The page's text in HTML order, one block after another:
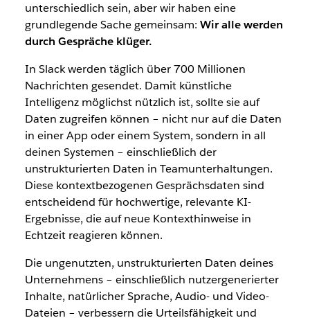
unterschiedlich sein, aber wir haben eine
grundlegende Sache gemeinsam: Wir alle werden
durch Gespräche klüger.
In Slack werden täglich über 700 Millionen
Nachrichten gesendet. Damit künstliche
Intelligenz möglichst nützlich ist, sollte sie auf
Daten zugreifen können – nicht nur auf die Daten
in einer App oder einem System, sondern in all
deinen Systemen – einschließlich der
unstrukturierten Daten in Teamunterhaltungen.
Diese kontextbezogenen Gesprächsdaten sind
entscheidend für hochwertige, relevante KI-
Ergebnisse, die auf neue Kontexthinweise in
Echtzeit reagieren können.
Die ungenutzten, unstrukturierten Daten deines
Unternehmens – einschließlich nutzergenerierter
Inhalte, natürlicher Sprache, Audio- und Video-
Dateien – verbessern die Urteilsfähigkeit und